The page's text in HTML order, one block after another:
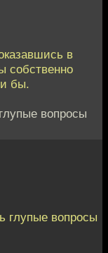
в
собственно
бы.
вопросы
глупые вопросы